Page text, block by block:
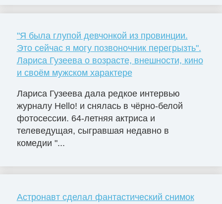
"Я была глупой девчонкой из провинции.
Это сейчас я могу позвоночник перегрызть".
Лариса Гузеева о возрасте, внешности, кино
и своём мужском характере
Лариса Гузеева дала редкое интервью
журналу Hello! и снялась в чёрно-белой
фотосессии. 64-летняя актриса и
телеведущая, сыгравшая недавно в
комедии "...
Астронавт сделал фантастический снимок